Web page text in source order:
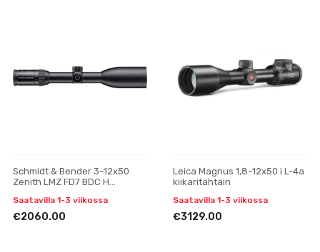
Schmidt & Bender 3-12x50
Zenith LMZ FD7 BDC H
Saatavilla 1-3 viikossa
€2060.00
Leica Magnus 1,8-12x50 i L-4a
kiikaritähtäin
Saatavilla 1-3 viikossa
€3129.00